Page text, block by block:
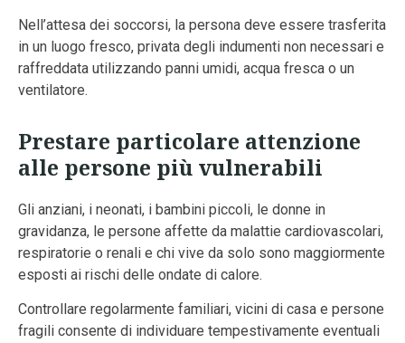
Nell’attesa dei soccorsi, la persona deve essere trasferita
in un luogo fresco, privata degli indumenti non necessari e
raffreddata utilizzando panni umidi, acqua fresca o un
ventilatore.
Prestare particolare attenzione
alle persone più vulnerabili
Gli anziani, i neonati, i bambini piccoli, le donne in
gravidanza, le persone affette da malattie cardiovascolari,
respiratorie o renali e chi vive da solo sono maggiormente
esposti ai rischi delle ondate di calore.
Controllare regolarmente familiari, vicini di casa e persone
fragili consente di individuare tempestivamente eventuali